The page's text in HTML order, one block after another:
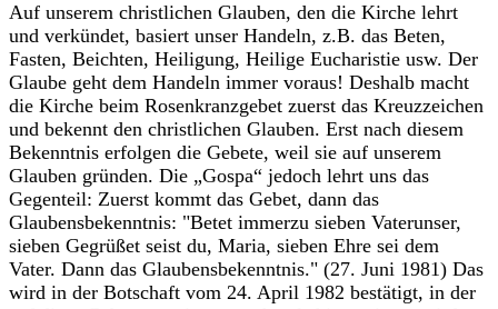
Auf unserem christlichen Glauben, den die Kirche lehrt
und verkündet, basiert unser Handeln, z.B. das Beten,
Fasten, Beichten, Heiligung, Heilige Eucharistie usw. Der
Glaube geht dem Handeln immer voraus! Deshalb macht
die Kirche beim Rosenkranzgebet zuerst das Kreuzzeichen
und bekennt den christlichen Glauben. Erst nach diesem
Bekenntnis erfolgen die Gebete, weil sie auf unserem
Glauben gründen. Die „Gospa“ jedoch lehrt uns das
Gegenteil: Zuerst kommt das Gebet, dann das
Glaubensbekenntnis: "Betet immerzu sieben Vaterunser,
sieben Gegrüßet seist du, Maria, sieben Ehre sei dem
Vater. Dann das Glaubensbekenntnis." (27. Juni 1981) Das
wird in der Botschaft vom 24. April 1982 bestätigt, in der